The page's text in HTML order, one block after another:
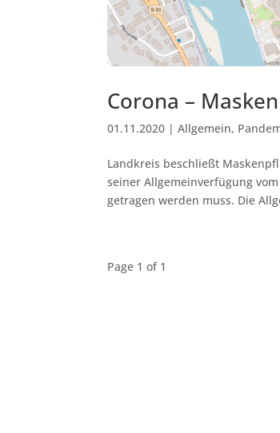
Corona –
01.11.2020 |Allgemein,
Landkreis beschließt
seiner Allgemeinverfügung
getragen werden muss. Die
Page 1 of 1